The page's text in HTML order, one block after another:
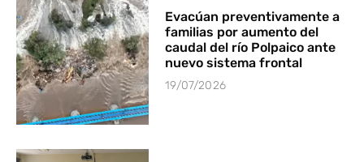
Evacúan preventivamente a
familias por aumento del
caudal del río Polpaico ante
nuevo sistema frontal
19/07/2026